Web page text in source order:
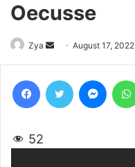
Oecusse
Zya
Send
an
email
August 17, 2022
52